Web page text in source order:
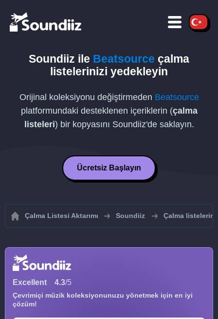
Soundiiz ile Beatsource çalma
listelerinizi yedekleyin
Orijinal koleksiyonu değiştirmeden Beatsource
platformundaki desteklenen içeriklerin (çalma
listeleri) bir kopyasını Soundiiz'de saklayın.
Ücretsiz Başlayın
Çalma Listesi Aktarımı Soundiiz Çalma
Excellent 4.3/5
Çevrimiçi müzik koleksiyonunuzu yönetmek için en iyi
çözüm!